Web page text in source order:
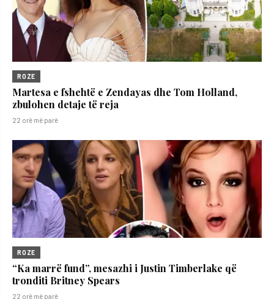
ROZE
Martesa e fshehtë e Zendayas dhe Tom Holland,
zbulohen detaje të reja
22 orë më parë
ROZE
“Ka marrë fund”, mesazhi i Justin Timberlake që
tronditi Britney Spears
22 orë më parë